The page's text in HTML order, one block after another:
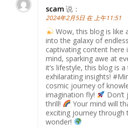
scam 说：
2024年2月5日 在 上午11:51
Wow, this blog is like
into the galaxy of
captivating content here
mind, sparking awe at
it’s lifestyle, this blog is
exhilarating insights!
cosmic journey of
imagination fly!
thrill!
Your mind will
exciting journey through
wonder!